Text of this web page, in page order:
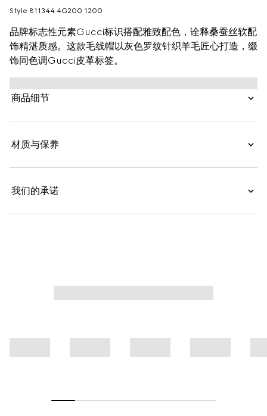
Style ‎811344 4G200 1200
品牌标志性元素Gucci标识搭配雅致配色，诠释桑蚕丝软配
饰精湛质感。这款毛线帽以灰色罗纹针织羊毛匠心打造，缀
饰同色调Gucci皮革标签。
商品细节
材质与保养
我们的承诺